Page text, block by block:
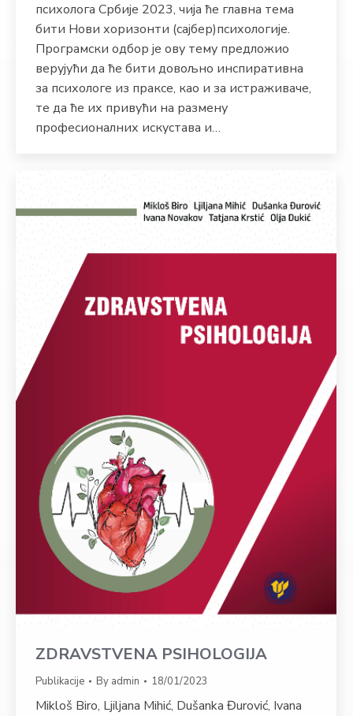
психолога Србије 2023, чија ће главна тема
бити Нови хоризонти (сајбер)психологије.
Програмски одбор је ову тему предложио
верујући да ће бити довољно инспиративна
за психологе из праксе, као и за истраживаче,
те да ће их привући на размену
професионалних искустава и…
ZDRAVSTVENA PSIHOLOGIJA
Publikacije By admin 18/01/2023
Mikloš Biro, Ljiljana Mihić, Dušanka Đurović, Ivana